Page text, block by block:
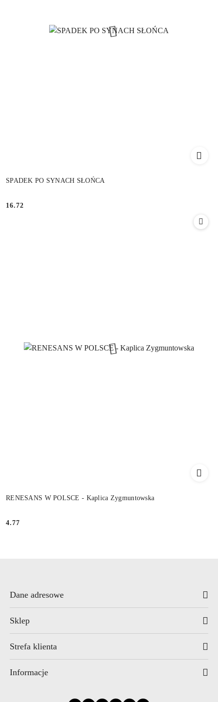
SPADEK PO SYNACH SŁOŃCA
Cena:
16.72
RENESANS W POLSCE - Kaplica Zygmuntowska
Cena:
4.77
Dane adresowe
Sklep
Strefa klienta
Informacje